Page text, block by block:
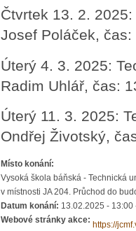
Čtvrtek 13. 2.
Josef Poláček,
Úterý 4. 3. 2025:
Radim Uhlář, čas:
Úterý 11. 3. 2025:
Ondřej Životský,
Místo konání:
Vysoká škola báňská - Technická
v místnosti JA 204. Průchod do
Datum konání: 13.02.2025 - 13:00
Webové stránky akce:
https://